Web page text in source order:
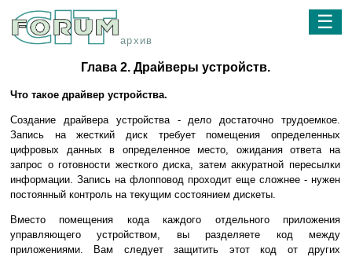
архив
☰
Глава 2. Драйверы устройств.
Что такое драйвер устройства.
Создание драйвера устройства - дело достаточно трудоемкое.
Запись на жесткий диск требует помещения определенных
цифровых данных в определенное место, ожидания ответа на
запрос о готовности жесткого диска, затем аккуратной пересылки
информации. Запись на флопповод проходит еще сложнее - нужен
постоянный контроль на текущим состоянием дискеты.
Вместо помещения кода каждого отдельного приложения
управляющего устройством, вы разделяете код между
приложениями. Вам следует защитить этот код от других